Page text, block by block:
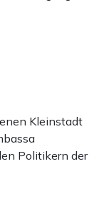
Kleinstadt
Politikern der